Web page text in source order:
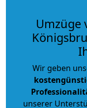
Umzüge
Wir geben
unserer